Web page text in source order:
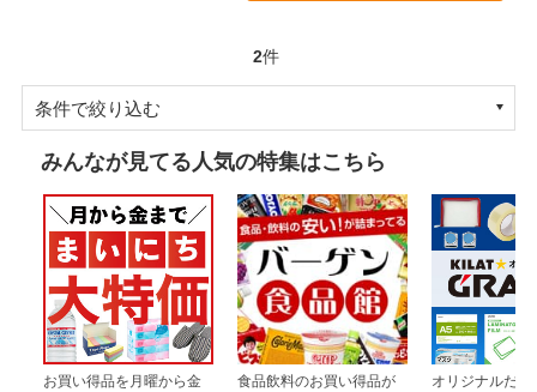
2件
条件で絞り込む
みんなが見てる人気の特集はこちら
お買い得品を月曜から金
食品飲料のお買い得品が
オリジナルだか